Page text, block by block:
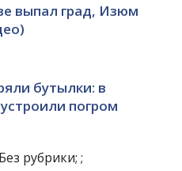
выпал град, Изюм
бутылки: в
погром
рубрики; ;